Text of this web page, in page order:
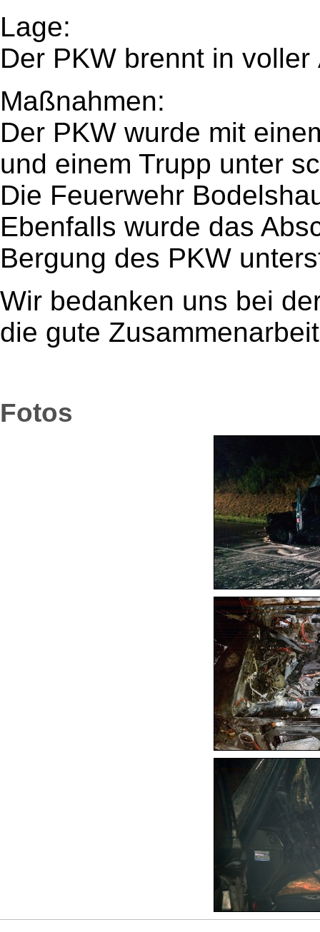
Lage:
Der PKW brennt in
Maßnahmen:
Der PKW wurde mit
und einem Trupp unter
Die Feuerwehr
Ebenfalls wurde das
Bergung des PKW
Wir bedanken uns bei
die gute
Fotos